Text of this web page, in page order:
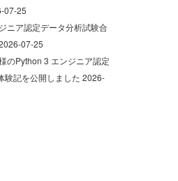
07-25
ニア認定データ分析試験合
07-25
のPython 3 エンジニア認定
験記を公開しました 2026-